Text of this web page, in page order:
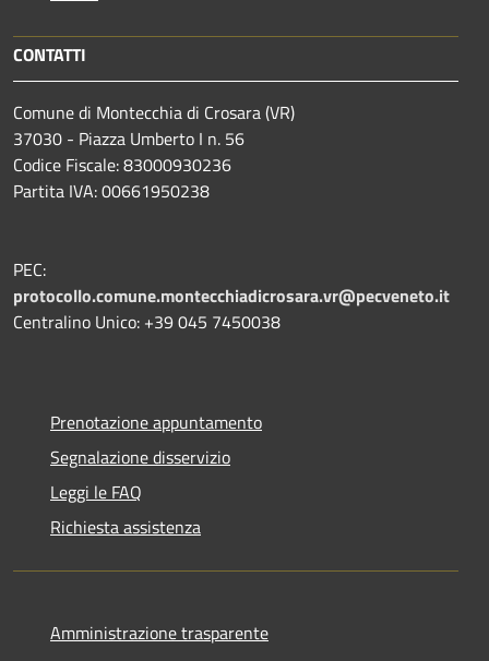
CONTATTI
Comune di Montecchia di Crosara (VR)
37030 - Piazza Umberto I n. 56
Codice Fiscale: 83000930236
Partita IVA: 00661950238
PEC:
protocollo.comune.montecchiadicrosara.vr@pecveneto.it
Centralino Unico: +39 045 7450038
Prenotazione appuntamento
Segnalazione disservizio
Leggi le FAQ
Richiesta assistenza
Amministrazione trasparente